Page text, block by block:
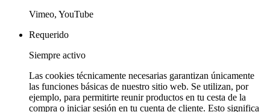
Vimeo, YouTube
Requerido
Siempre activo
Las cookies técnicamente necesarias garantizan únicamente
las funciones básicas de nuestro sitio web. Se utilizan, por
ejemplo, para permitirte reunir productos en tu cesta de la
compra o iniciar sesión en tu cuenta de cliente. Esto significa